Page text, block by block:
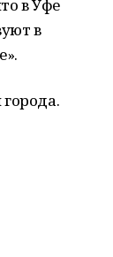
в Уфе
в